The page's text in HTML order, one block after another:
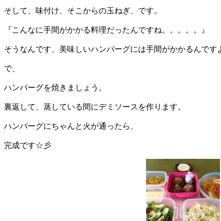
そして、味付け、そこからの玉ねぎ、です。
『こんなに手間がかかる料理だったんですね。。。。。』
そうなんです、美味しいハンバーグには手間がかかるんです
で、
ハンバーグを焼きましょう。
裏返して、蒸している間にデミソースを作ります。
ハンバーグにちゃんと火が通ったら、
完成です☆彡